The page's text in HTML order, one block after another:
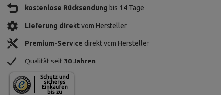
kostenlose Rücksendung bis 14 Tage
Lieferung direktvom Hersteller
Premium-Service direkt vom Hersteller
Qualität seit 30 Jahren